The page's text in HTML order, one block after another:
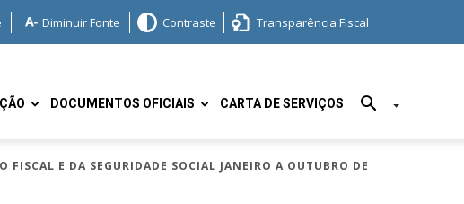
Diminuir Fonte Contraste Transparência Fiscal
DOCUMENTOS OFICIAIS CARTA DE SERVIÇOS
E DA SEGURIDADE SOCIAL JANEIRO A OUTUBRO DE